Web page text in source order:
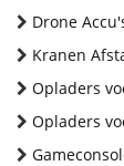
Drone
Kranen
Opladers
Opladers